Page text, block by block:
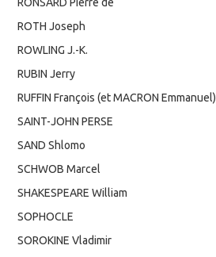
ROTH Joseph
ROWLING J.-K.
RUBIN Jerry
RUFFIN François (et MACRON Emmanuel)
SAINT-JOHN PERSE
SAND Shlomo
SCHWOB Marcel
SHAKESPEARE William
SOPHOCLE
SOROKINE Vladimir